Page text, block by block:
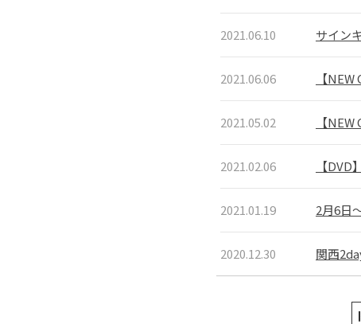
2021.06.10 サイン
2021.06.06 【
2021.05.02 【
2021.02.06 【
2021.01.19 2月6日
2020.12.30 関西